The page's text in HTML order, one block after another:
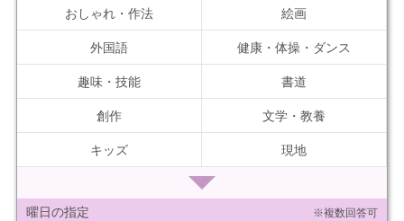
おしゃれ・作法 絵画
外国語 健康・体操・ダンス
趣味・技能 書道
創作 文学・教養
キッズ 現地
曜日の指定 ※複数回答可